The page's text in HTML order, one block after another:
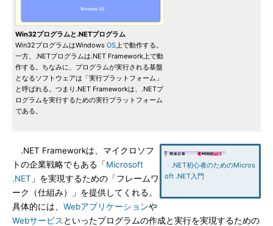
Win32プログラムと.NETプログラム
Win32プログラムはWindows OS上で動作する。
一方、.NETプログラムは.NET Framework上で動
作する。ちなみに、プログラムが実行される基盤
となるソフトウェアは「実行プラットフォーム」
と呼ばれる。つまり.NET Frameworkは、.NETプ
ログラムを実行するための実行プラットフォーム
である。
・ .NET初心者のためのMicros
oft .NET入門
.NET Frameworkは、マイクロソフ
トの企業戦略でもある「Microsoft
.NET 」を実現するための「フレームワ
ーク（仕組み）」を提供してくれる。
具体的には、 Webアプリケーションや
Webサービス といったプログラムの作成と実行を実現するための